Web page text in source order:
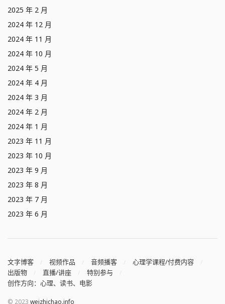
2025 年 2 月
2024 年 12 月
2024 年 11 月
2024 年 10 月
2024 年 5 月
2024 年 4 月
2024 年 3 月
2024 年 2 月
2024 年 1 月
2023 年 11 月
2023 年 10 月
2023 年 9 月
2023 年 8 月
2023 年 7 月
2023 年 6 月
文字博客 视频作品 音频播客
心理学课程/付费内容
出版物
直播/讲座
特别参与
创作方向：心理、读书、电影
© 2023 weizhichao.info